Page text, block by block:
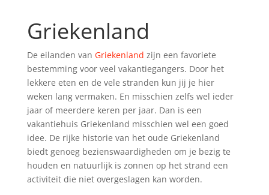
Griekenland
De eilanden van Griekenland zijn een favoriete
bestemming voor veel vakantiegangers. Door het
lekkere eten en de vele stranden kun jij je hier
weken lang vermaken. En misschien zelfs wel ieder
jaar of meerdere keren per jaar. Dan is een
vakantiehuis Griekenland misschien wel een goed
idee. De rijke historie van het oude Griekenland
biedt genoeg bezienswaardigheden om je bezig te
houden en natuurlijk is zonnen op het strand een
activiteit die niet overgeslagen kan worden.